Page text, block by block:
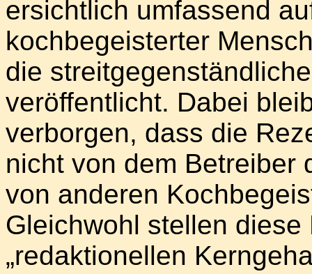
ersichtlich umfassend
kochbegeisterter
die
veröffentlicht. Dabei
verborgen, dass die
nicht von dem Betreiber
von anderen
Gleichwohl stellen
„redaktionellen